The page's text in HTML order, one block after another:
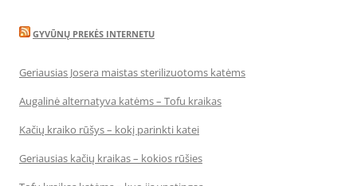
GYVŪNŲ PREKĖS INTERNETU
Geriausias Josera maistas sterilizuotoms katėms
Augalinė alternatyva katėms – Tofu kraikas
Kačių kraiko rūšys – kokį parinkti katei
Geriausias kačių kraikas – kokios rūšies